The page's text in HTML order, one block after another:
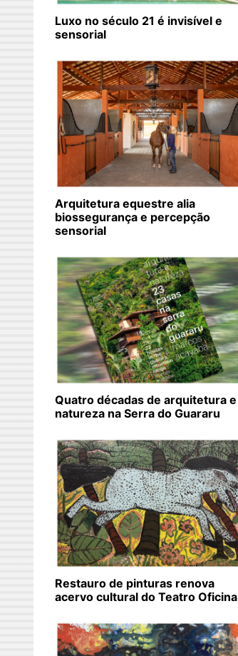
Luxo no século 21 é invisível e
sensorial
Arquitetura equestre alia
biossegurança e percepção
sensorial
Quatro décadas de arquitetura e
natureza na Serra do Guararu
Restauro de pinturas renova
acervo cultural do Teatro Oficina